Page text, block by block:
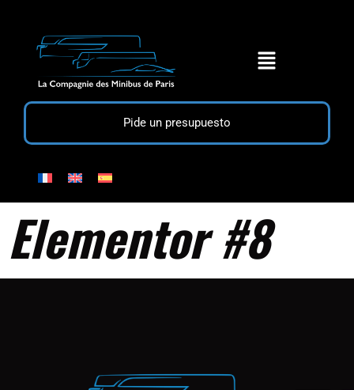
Pide un presupuesto
Elementor #8